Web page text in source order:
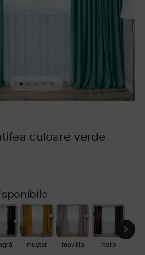
culoare verde
muștar mov lila maro